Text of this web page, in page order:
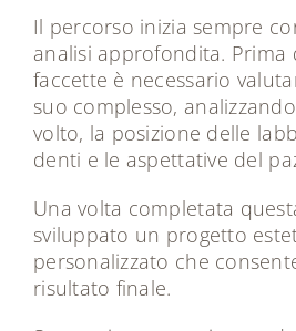
Il percorso inizia sempre
analisi approfondita. Prima
faccette è necessario
suo complesso,
volto, la posizione delle
denti e le aspettative del
Una volta completata
sviluppato un progetto
personalizzato che
risultato finale.